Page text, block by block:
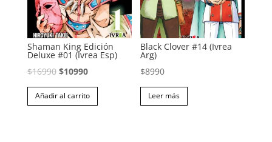
Shaman King Edición
Deluxe #01 (Ivrea Esp)
$16990 El
precio
original
$10990El
precio
actual
Añadir al carrito
Black Clover #14 (Ivrea
Arg)
$8990
Leer más